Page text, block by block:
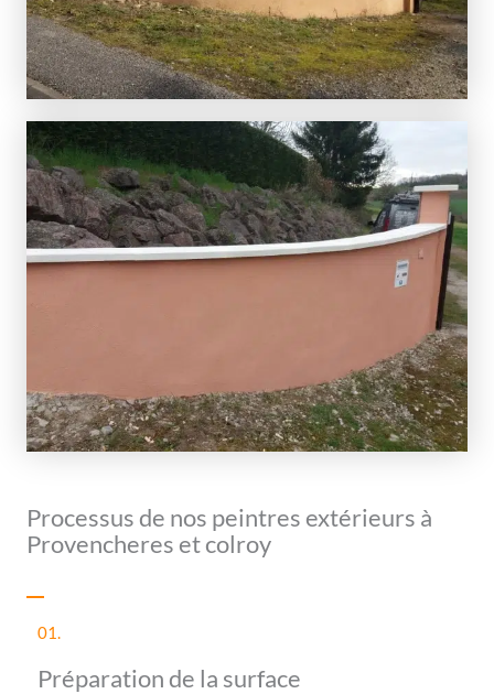
Processus de nos peintres extérieurs à
Provencheres et colroy
01.
Préparation de la surface